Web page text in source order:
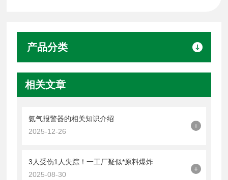
产品分类
相关文章
氨气报警器的相关知识介绍
2025-12-26
+
3人受伤1人失踪！一工厂疑似*原料爆炸
2025-08-30
+